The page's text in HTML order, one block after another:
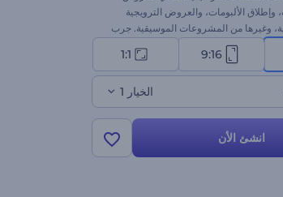
وإطلاق الألبومات، والعروض الترويجية
وغيرها من المشروعات الموسيقية. جرب
9:16
1:1
الخيار 1
انشئ الأن